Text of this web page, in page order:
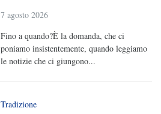
7 agosto 2026
Fino a quando?È la domanda, che ci
poniamo insistentemente, quando leggiamo
le notizie che ci giungono...
Tradizione